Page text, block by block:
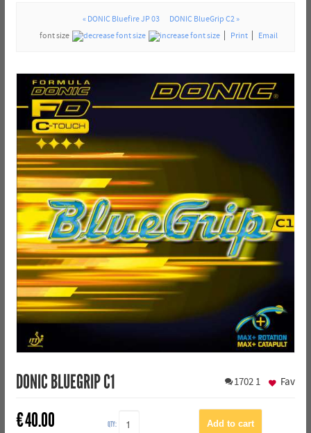
« DONIC Bluefire JP 03
DONIC BlueGrip C2 »
font size
Print Email
DONIC BLUEGRIP C1 1702 1
€40.00 QTY:
Fav